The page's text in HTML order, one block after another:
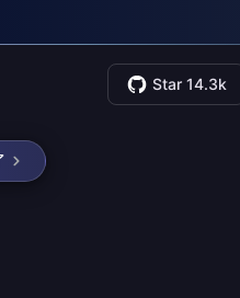
Star 14.3k